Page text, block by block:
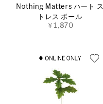
Nothing Matters ハート ス
トレス ボール
￥1,870